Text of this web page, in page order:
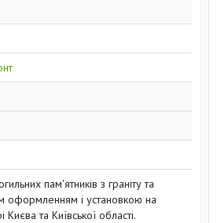
пам'ятників з граніту та
оформленням і установкою на
та Київської області.